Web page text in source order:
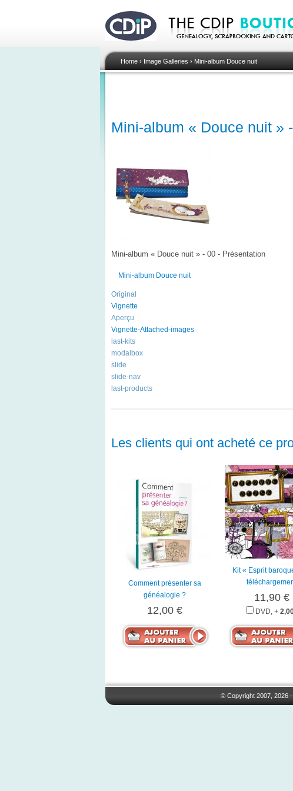
Home› Image Galleries › Mini-album Douce nuit
Mini-album « Douce nuit »
Mini-album « Douce nuit » - 00 - Présentation
Mini-album Douce nuit
Original
Vignette
Aperçu
Vignette-Attached-images
last-kits
modalbox
slide
slide-nav
last-products
Les clients qui ont acheté ce
Comment présenter sa
généalogie ?
12,00 €
Kit « Esprit
11,90 €
DVD, +
© Copyright 2007, 2026 -